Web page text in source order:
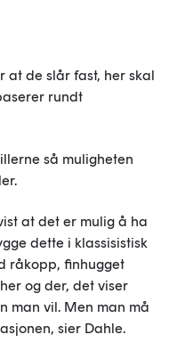
at de slår fast, her skal
rundt
så muligheten
at det er mulig å ha
dette i klassisistisk
råkopp, finhugget
og der, det viser
man vil. Men man må
sier Dahle.